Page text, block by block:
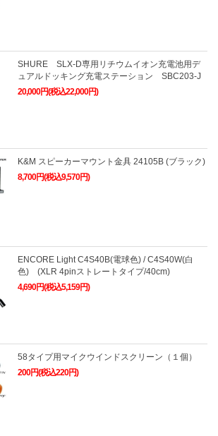
SHURE SLX-D専用リチウムイオン充電池用デ
ュアルドッキング充電ステーション SBC203-J
20,000円(税込22,000円)
K&M スピーカーマウント金具 24105B (ブラック)
8,700円(税込9,570円)
ENCORE Light C4S40B(電球色) / C4S40W(白
色) (XLR 4pinストレートタイプ/40cm)
4,690円(税込5,159円)
58タイプ用マイクウインドスクリーン（１個）
200円(税込220円)